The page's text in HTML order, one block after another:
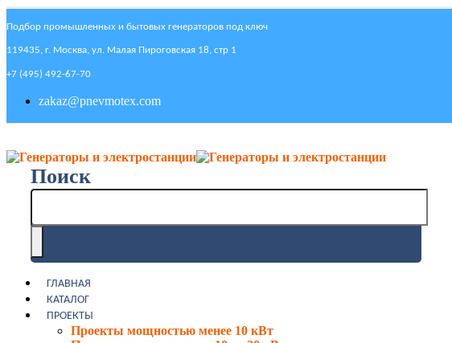
Подбор промышленных и бытовых генераторов под ключ
119435, г. Москва, ул. Малая Пироговская 18, стр 1
+7 (495) 492-67-70
zakaz@pnevmotex.com
Поиск
ГЛАВНАЯ
КАТАЛОГ
ПРОЕКТЫ
Проекты мощностью менее 10 кВт